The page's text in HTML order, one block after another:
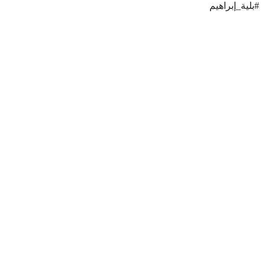
#بلية_إبراهيم